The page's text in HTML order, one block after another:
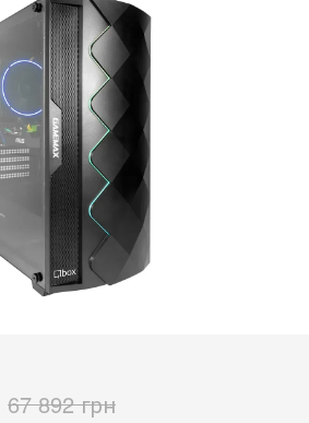
67 892 грн